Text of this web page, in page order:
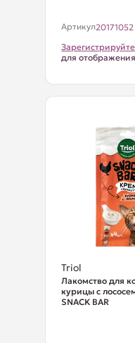
Артикул20171052
для
Triol
Лакомство для
курицы с
SNACK BAR